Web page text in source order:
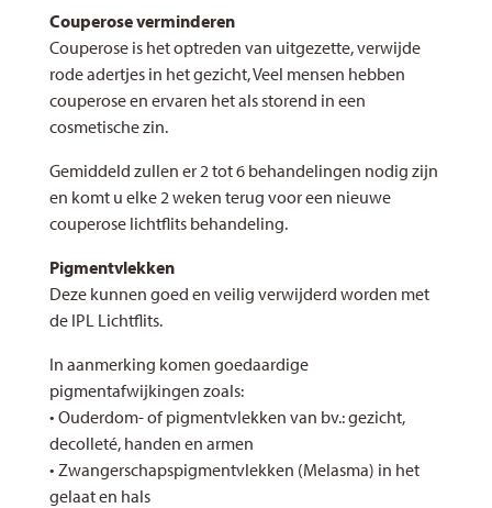
Couperose verminderen
Couperose is het optreden van uitgezette, verwijde
rode adertjes in het gezicht, Veel mensen hebben
couperose en ervaren het als storend in een
cosmetische zin.
Gemiddeld zullen er 2 tot 6 behandelingen nodig zijn
en komt u elke 2 weken terug voor een nieuwe
couperose lichtflits behandeling.
Pigmentvlekken
Deze kunnen goed en veilig verwijderd worden met
de IPL Lichtflits.
In aanmerking komen goedaardige
pigmentafwijkingen zoals:
• Ouderdom- of pigmentvlekken van bv.: gezicht,
decolleté, handen en armen
• Zwangerschapspigmentvlekken (Melasma) in het
gelaat en hals